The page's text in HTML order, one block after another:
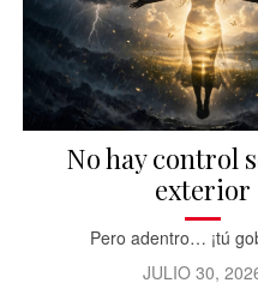
No hay control
exterior
Pero adentro… ¡tú
JULIO 30,